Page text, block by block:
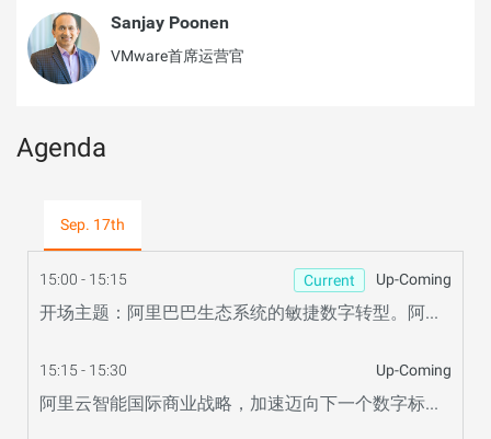
Sanjay Poonen
VMware首席运营官
Agenda
Sep. 17th
15:00 - 15:15 Up-Coming
Current
开场主题：阿里巴巴生态系统的敏捷数字转型。阿里云合作业务和战略概述，包括Salesforce和VMware。
15:15 - 15:30 Up-Coming
阿里云智能国际商业战略，加速迈向下一个数字标准. 伙伴示范Fortinet